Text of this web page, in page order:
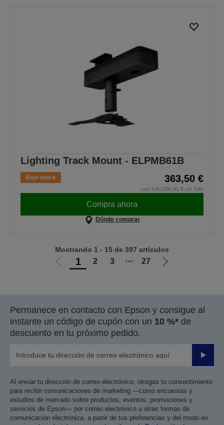
Lighting Track Mount - ELPMB61B
Bajo stock 363,50 €
con IVA (300,41 € sin IVA)
Compra ahora
Dónde comprar
Ir
anterior
1 2 3 ⋯ 27
Ir
siguiente
Mostrando 1 - 15 de 397 artículos
Permanece en contacto con Epson y consigue al
instante un código de cupón con un 10 %* de
descuento en tu próximo pedido.
Enviar
Al enviar tu dirección de correo electrónico, otorgas tu consentimiento
para recibir comunicaciones de marketing —como encuestas y
estudios de mercado sobre productos, eventos, promociones y
servicios de Epson— por correo electrónico u otras formas de
comunicación electrónica, a partir de tus preferencias y del modo en